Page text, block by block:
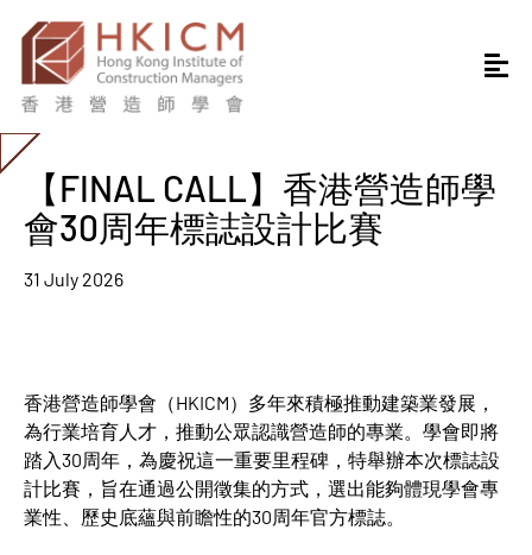
【FINAL CALL】香港營造師學
會30周年標誌設計比賽
31 July 2026
香港營造師學會（HKICM）多年來積極推動建築業發展，
為行業培育人才，推動公眾認識營造師的專業。學會即將
踏入30周年，為慶祝這一重要里程碑，特舉辦本次標誌設
計比賽，旨在通過公開徵集的方式，選出能夠體現學會專
業性、歷史底蘊與前瞻性的30周年官方標誌。